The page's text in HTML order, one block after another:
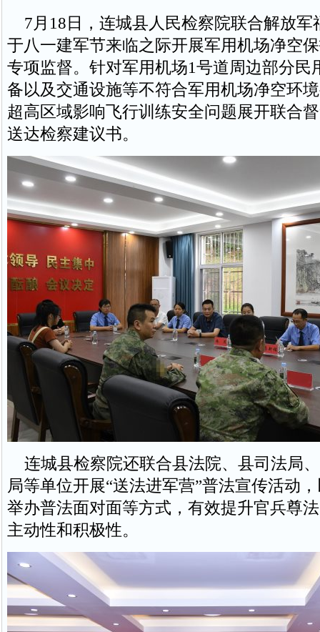
7月18日，连城县人民检察院联合解放军
于八一建军节来临之际开展军用机场净空
专项监督。针对军用机场1号道周边部分民
备以及交通设施等不符合军用机场净空环
超高区域影响飞行训练安全问题展开联合
送达检察建议书。
连城县检察院还联合县法院、县司法局
局等单位开展“送法进军营”普法宣传活动
举办普法面对面等方式，有效提升官兵尊
主动性和积极性。